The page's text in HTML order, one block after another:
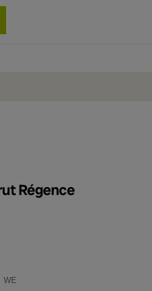
Régence
WE